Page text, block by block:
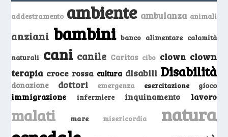
addestramento ambiente ambulanza animali
anziani bambini banco alimentare calamità
naturali cani canile Caritas cibo clown clown
terapia croce rossa cultura disabili Disabilità
donazione dottori emergenza esercitazione gioco
immigrazione infermiere inquinamento lavoro
malati mare misericordia natura